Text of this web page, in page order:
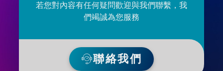
若您對內容有任何疑問歡迎與我們聯繫，我
們竭誠為您服務
聯絡我們